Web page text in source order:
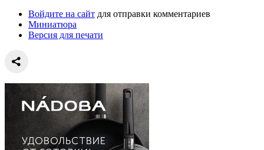
Войдите на сайт для отправки комментариев
Миниатюра
Версия для печати